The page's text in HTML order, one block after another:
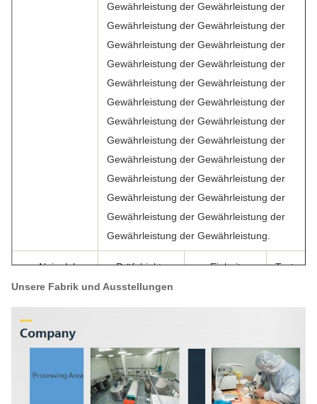
Gewährleistung der Gewährleistung der
Gewährleistung der Gewährleistung der
Gewährleistung der Gewährleistung der
Gewährleistung der Gewährleistung der
Gewährleistung der Gewährleistung der
Gewährleistung der Gewährleistung der
Gewährleistung der Gewährleistung der
Gewährleistung der Gewährleistung der
Gewährleistung der Gewährleistung der
Gewährleistung der Gewährleistung der
Gewährleistung der Gewährleistung der
Gewährleistung der Gewährleistung der
Gewährleistung der Gewährleistung.
- Nein. Ich
weiß nicht.
Prüfobjekte Einheit
02 Feuchtigkeit G/100 g
03 Säure Milligramm/kg
Unsere Fabrik und Ausstellungen